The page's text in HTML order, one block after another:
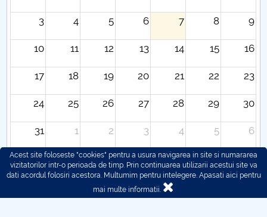
3 4 5 6 7 8 9
10 11 12 13 14 15 16
17 18 19 20 21 22 23
24 25 26 27 28 29 30
31 1 2 3 4 5 6
Acest site foloseste "cookies" pentru a usura navigarea in site si numararea
vizitatorilor intr-o perioada de timp. Prin continuarea utilizarii acestui site va
dati acordul folosiri acestora. Multumim pentru intelegere. Apasati aici pentru
mai multe informatii.